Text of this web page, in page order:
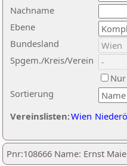
Nachname
Ebene
Sortierung
Bundesland
Spgem./Kreis/Verein
Vereinslisten:Wien
Pnr:108666 Name: Ernst